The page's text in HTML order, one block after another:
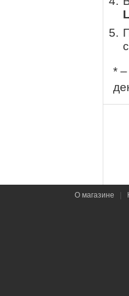
*
О магазине